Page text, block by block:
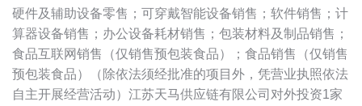
硬件及辅助设备零售；可穿戴智能设备销售；软件销售；计
算器设备销售；办公设备耗材销售；包装材料及制品销售；
食品互联网销售（仅销售预包装食品）；食品销售（仅销售
预包装食品）（除依法须经批准的项目外，凭营业执照依法
自主开展经营活动）江苏天马供应链有限公司对外投资1家